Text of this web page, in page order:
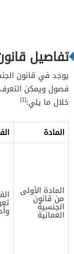
تفاصيل
فصول ويمكن
خلال ما يلي:[1]
المادة
المادة الأولى
من قانون
الجنسية
العمانية